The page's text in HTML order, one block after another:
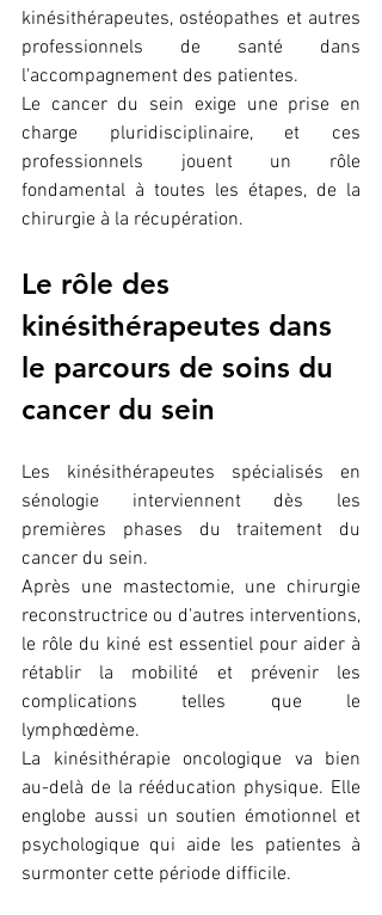
kinésithérapeutes, ostéopathes et autres
professionnels de santé dans
l'accompagnement des patientes.
Le cancer du sein exige une prise en
charge pluridisciplinaire, et ces
professionnels jouent un rôle
fondamental à toutes les étapes, de la
chirurgie à la récupération.
Le rôle des
kinésithérapeutes dans
le parcours de soins du
cancer du sein
Les kinésithérapeutes spécialisés en
sénologie interviennent dès les
premières phases du traitement du
cancer du sein.
Après une mastectomie, une chirurgie
reconstructrice ou d'autres interventions,
le rôle du kiné est essentiel pour aider à
rétablir la mobilité et prévenir les
complications telles que le
lymphœdème.
La kinésithérapie oncologique va bien
au-delà de la rééducation physique. Elle
englobe aussi un soutien émotionnel et
psychologique qui aide les patientes à
surmonter cette période difficile.